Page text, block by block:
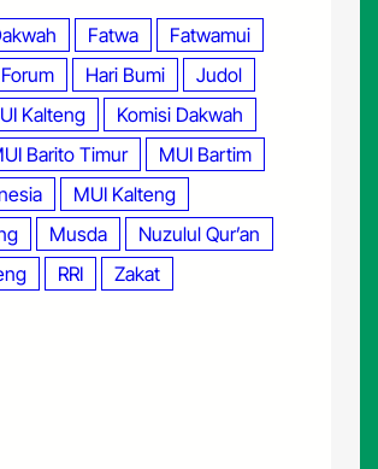
p
k
Fatwa
Fatwamui
Forum Hari Bumi
Judol
Kalteng
Komisi Dakwah
Barito Timur
MUI Bartim
MUI Kalteng
Musda
Nuzulul Qur’an
RRI Zakat